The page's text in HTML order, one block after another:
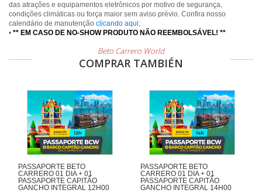
das atrações e equipamentos eletrônicos por motivo de segurança,
condições climáticas ou força maior sem aviso prévio. Confira nosso
calendário de manutenção clicando aqui;
• ** EM CASO DE NO-SHOW PRODUTO NÃO REEMBOLSÁVEL! **
Beto Carrero World
COMPRAR TAMBIÉN
PASSAPORTE BETO
CARRERO 01 DIA + 01
PASSAPORTE CAPITÃO
GANCHO INTEGRAL 12H00
PASSAPORTE BETO
CARRERO 01 DIA + 01
PASSAPORTE CAPITÃO
GANCHO INTEGRAL 14H00